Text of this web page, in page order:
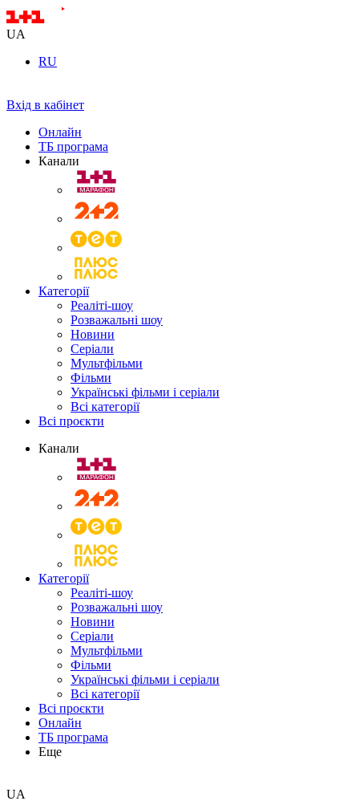
UA
RU
Вхід в кабінет
Онлайн
ТБ програма
Канали
Категорії
Реаліті-шоу
Розважальні шоу
Новини
Серіали
Мультфільми
Фільми
Українські фільми і серіали
Всі категорії
Всі проєкти
Канали
Категорії
Реаліті-шоу
Розважальні шоу
Новини
Серіали
Мультфільми
Фільми
Українські фільми і серіали
Всі категорії
Всі проєкти
Онлайн
ТБ програма
Еще
UA